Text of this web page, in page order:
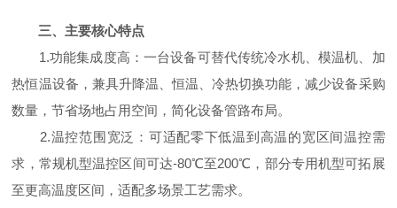
三、主要核心特点
1.功能集成度高：一台设备可替代传统冷水机、模温机、加
热恒温设备，兼具升降温、恒温、冷热切换功能，减少设备采购
数量，节省场地占用空间，简化设备管路布局。
2.温控范围宽泛：可适配零下低温到高温的宽区间温控需
求，常规机型温控区间可达-80℃至200℃，部分专用机型可拓展
至更高温度区间，适配多场景工艺需求。